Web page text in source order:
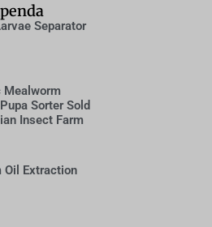
Separator
Sorter Sold
Insect Farm
Oil Extraction